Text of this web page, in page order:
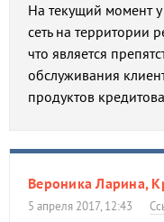
На текущий момент у
сеть на территории
что является
обслуживания
продуктов
Вероника Ларина,
5 апреля 2017, 12:43